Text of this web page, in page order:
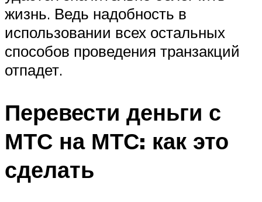
жизнь. Ведь надобность в
использовании всех остальных
способов проведения транзакций
отпадет.
Перевести деньги с
МТС на МТС: как это
сделать